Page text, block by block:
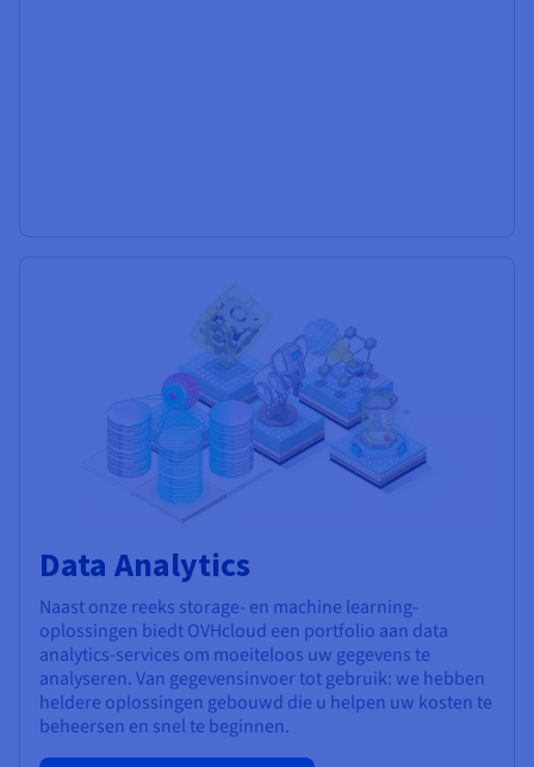
Data Analytics
Naast onze reeks storage- en machine learning-
oplossingen biedt OVHcloud een portfolio aan data
analytics-services om moeiteloos uw gegevens te
analyseren. Van gegevensinvoer tot gebruik: we hebben
heldere oplossingen gebouwd die u helpen uw kosten te
beheersen en snel te beginnen.